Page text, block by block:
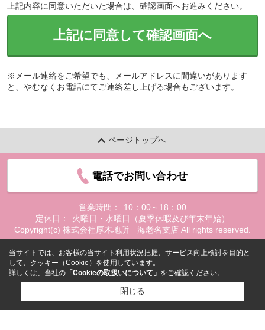
上記内容に同意いただいた場合は、確認画面へお進みください。
上記に同意して確認画面へ
※メール連絡をご希望でも、メールアドレスに間違いがあります
と、やむなくお電話にてご連絡差し上げる場合もございます。
ページトップへ
電話でお問い合わせ
営業時間：
10：00～18：00
定休日：
火曜日・水曜日（夏季休暇及び年末年始）
Copyright(c) 株式会社厚木地所 海老名支店 All rights reserved.
当サイトでは、お客様の当サイト利用状況把握、サービス向上検討を目的と
して、クッキー（Cookie）を使用しています。
詳しくは、当社の 「Cookieの取扱いについて」 をご確認ください。
閉じる